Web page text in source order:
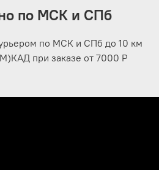
по МСК и СПб
по МСК и СПб до 10 км
при заказе от 7000 Р